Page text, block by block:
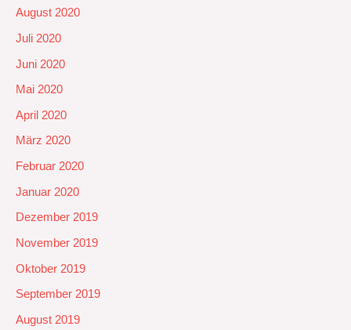
August 2020
Juli 2020
Juni 2020
Mai 2020
April 2020
März 2020
Februar 2020
Januar 2020
Dezember 2019
November 2019
Oktober 2019
September 2019
August 2019